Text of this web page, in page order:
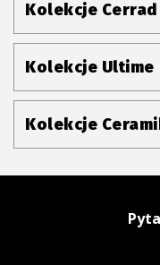
Kolekcje Cerrad
Kolekcje Ultime
Kolekcje